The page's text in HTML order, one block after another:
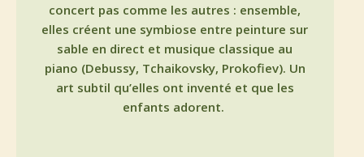
concert pas comme les autres : ensemble,
elles créent une symbiose entre peinture sur
sable en direct et musique classique au
piano (Debussy, Tchaikovsky, Prokofiev). Un
art subtil qu’elles ont inventé et que les
enfants adorent.